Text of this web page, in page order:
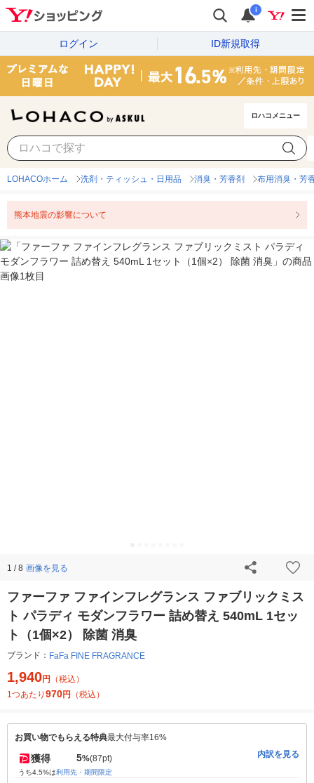
i
ログイン ID新規取得
ロハコメニュー
LOHACOホーム 洗剤・ティッシュ・日用品 消臭・芳香剤 布用消臭・芳
熊本地震の影響について
1 / 8 画像を見る
ファーファ ファインフレグランス ファブリックミス
ト パラディ モダンフラワー 詰め替え 540mL 1セッ
ト（1個×2） 除菌 消臭
ブランド： FaFa FINE FRAGRANCE
1,940円
（税込）
1つあたり 970円 （税込）
お買い物でもらえる特典最大付与率16%
獲得 5%(87pt)
うち4.5%は利用先・期間限定
内訳を見る